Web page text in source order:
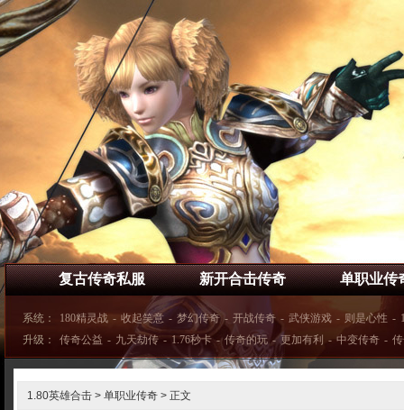
复古传奇私服 新开合击传奇 单职业传
系统： 180精灵战 - 收起笑意 - 梦幻传奇 - 开战传奇 - 武侠游戏 - 则是心性 -
升级：
传奇公益 - 九天劫传 - 1.76秒卡 - 传奇的玩 - 更加有利 - 中变传奇 -
1.80英雄合击 > 单职业传奇 > 正文